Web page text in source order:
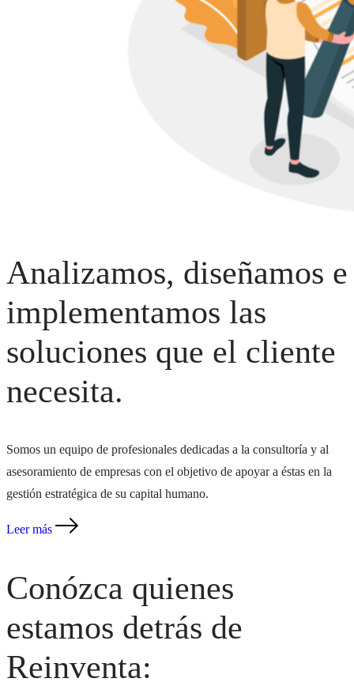
Analizamos, diseñamos e
implementamos las
soluciones que el cliente
necesita.
Somos un equipo de profesionales dedicadas a la consultoría y al
asesoramiento de empresas con el objetivo de apoyar a éstas en la
gestión estratégica de su capital humano.
Leer más
Conózca quienes
estamos detrás de
Reinventa: